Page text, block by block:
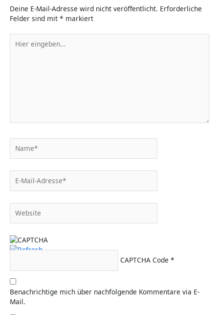
Deine E-Mail-Adresse wird nicht veröffentlicht. Erforderliche
Felder sind mit * markiert
eingeben…
Mail-
Adresse*
CAPTCHA Code *
Benachrichtige mich über nachfolgende Kommentare via E-
Mail.